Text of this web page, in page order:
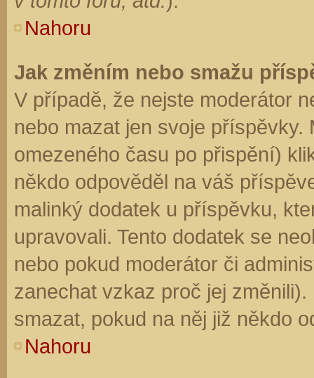
Nahoru
Jak změním nebo smažu
V případě, že nejste moderátor
nebo mazat jen svoje
omezeného času po přispění)
někdo odpověděl na váš
malinký dodatek u příspěvku,
upravovali. Tento dodatek se
nebo pokud moderátor či
zanechat vzkaz proč jej
smazat, pokud na něj již někdo
Nahoru